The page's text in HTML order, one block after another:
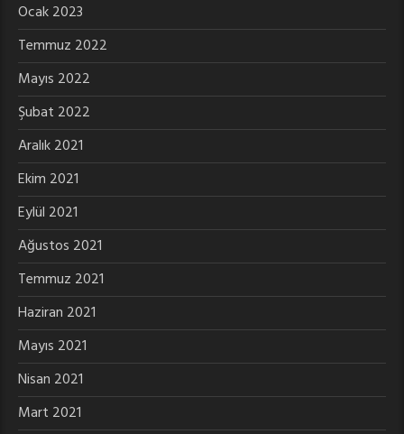
Ocak 2023
Temmuz 2022
Mayıs 2022
Şubat 2022
Aralık 2021
Ekim 2021
Eylül 2021
Ağustos 2021
Temmuz 2021
Haziran 2021
Mayıs 2021
Nisan 2021
Mart 2021